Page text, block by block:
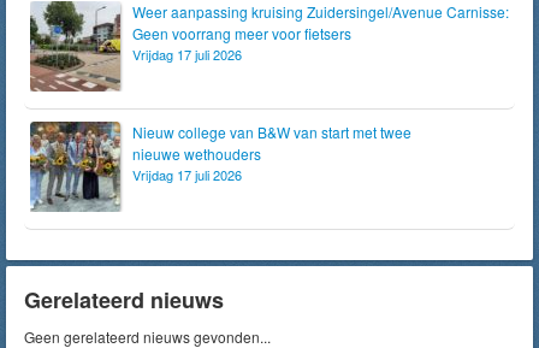
Weer aanpassing kruising Zuidersingel/Avenue Carnisse:
Geen voorrang meer voor fietsers
Vrijdag 17 juli 2026
Nieuw college van B&W van start met twee
nieuwe wethouders
Vrijdag 17 juli 2026
Gerelateerd nieuws
Geen gerelateerd nieuws gevonden...